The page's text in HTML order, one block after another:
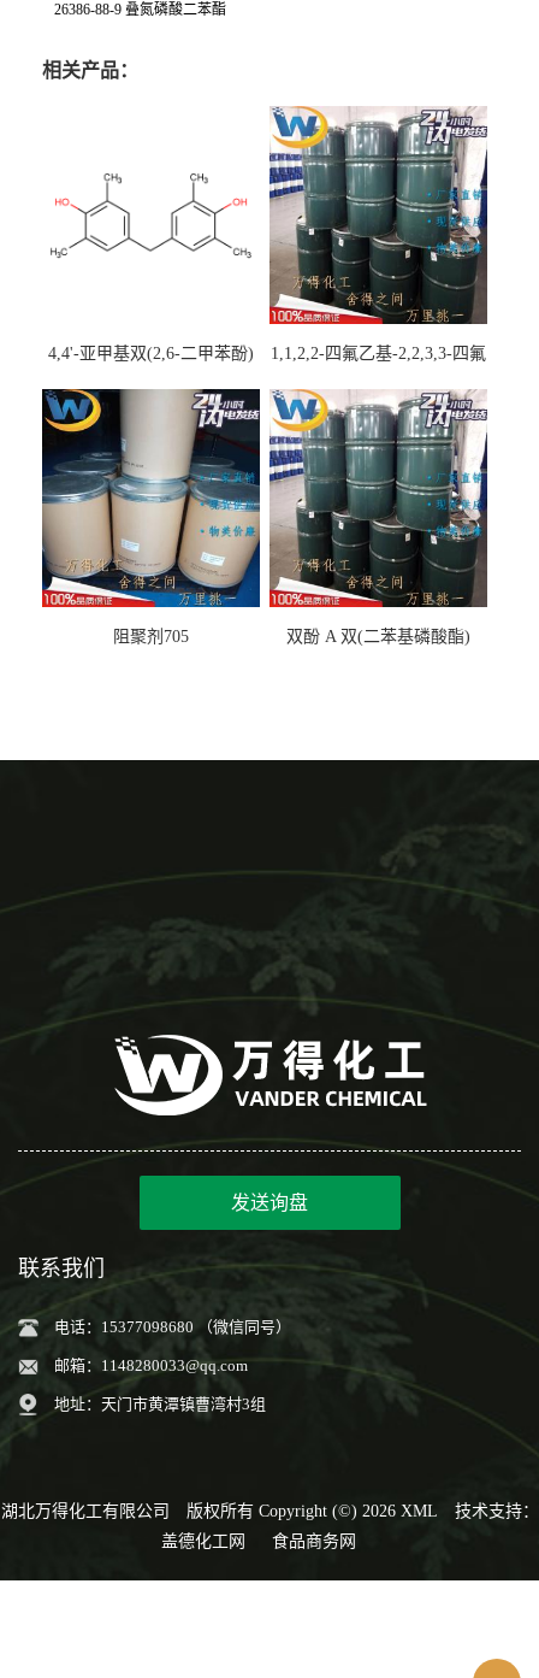
26386-88-9 叠氮磷酸二苯酯
相关产品：
4,4'-亚甲基双(2,6-二甲苯酚)
1,1,2,2-四氟乙基-2,2,3,3-四氟
阻聚剂705 双酚 A 双(二苯基磷酸酯)
发送询盘
联系我们
电话：15377098680 （微信同号）
邮箱： 1148280033@qq.com
地址：天门市黄潭镇曹湾村3组
湖北万得化工有限公司 版权所有 Copyright (©) 2026 XML
技术支持：
盖德化工网
食品商务网